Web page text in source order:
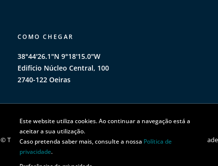
COMO CHEGAR
38°44'26.1"N 9°18'15.0"W
Edifício Núcleo Central, 100
2740-122 Oeiras
© TAGUSPARK 2026 | Todos os direitos reservados |Política de privacidade
Este website utiliza cookies. Ao continuar a navegação está a
aceitar a sua utilização.
Caso pretenda saber mais, consulte a nossa Política de
privacidade.